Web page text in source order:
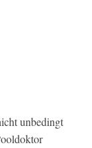
unbedingt